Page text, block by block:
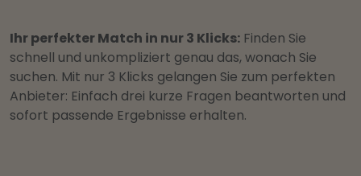
Ihr perfekter Match in nur 3 Klicks: Finden Sie
schnell und unkompliziert genau das, wonach Sie
suchen. Mit nur 3 Klicks gelangen Sie zum perfekten
Anbieter: Einfach drei kurze Fragen beantworten und
sofort passende Ergebnisse erhalten.